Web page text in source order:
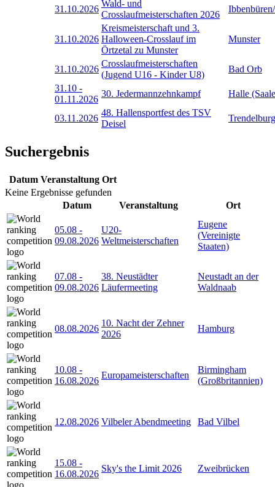
31.10.2026
Wald- und
Crosslaufmeisterschaften 2026
31.10.2026
Kreismeisterschaft und 3.
Halloween-Crosslauf im
Örtzetal zu Munster
Munster
31.10.2026
Crosslaufmeisterschaften
(Jugend U16 - Kinder U8)
Bad Orb
31.10 -
01.11.2026
30. Jedermannzehnkampf Halle
03.11.2026
48. Hallensportfest des TSV
Deisel
Trendelburg
Suchergebnis
Datum Veranstaltung Ort
Keine Ergebnisse gefunden
Datum
Veranstaltung Ort
05.08 -
09.08.2026
U20-
Weltmeisterschaften
Eugene
(Vereinigte
Staaten)
07.08 -
09.08.2026
38. Neustädter
Läufermeeting
Neustadt an der
Waldnaab
08.08.2026
10. Nacht der Zehner
2026
Hamburg
10.08 -
16.08.2026
Europameisterschaften
Birmingham
(Großbritannien)
12.08.2026 Vilbeler Abendmeeting Bad Vilbel
15.08 -
16.08.2026
Sky's the Limit 2026 Zweibrücken